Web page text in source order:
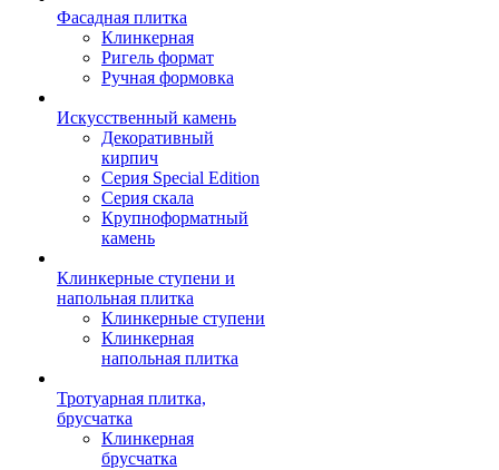
Фасадная плитка
Клинкерная
Ригель формат
Ручная формовка
Искусственный камень
Декоративный
кирпич
Серия Special Edition
Серия скала
Крупноформатный
камень
Клинкерные ступени и
напольная плитка
Клинкерные ступени
Клинкерная
напольная плитка
Тротуарная плитка,
брусчатка
Клинкерная
брусчатка